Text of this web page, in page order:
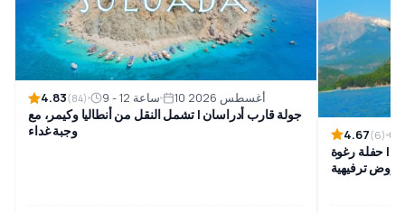
4.83(84) 9 - 12 ساعة 10 أغسطس 2026
جولة قارب أدراسان | تشمل النقل من أنطاليا وكيمر، مع
وجبة غداء
4.67(6)
| حفلة رغوة
ترفيهية